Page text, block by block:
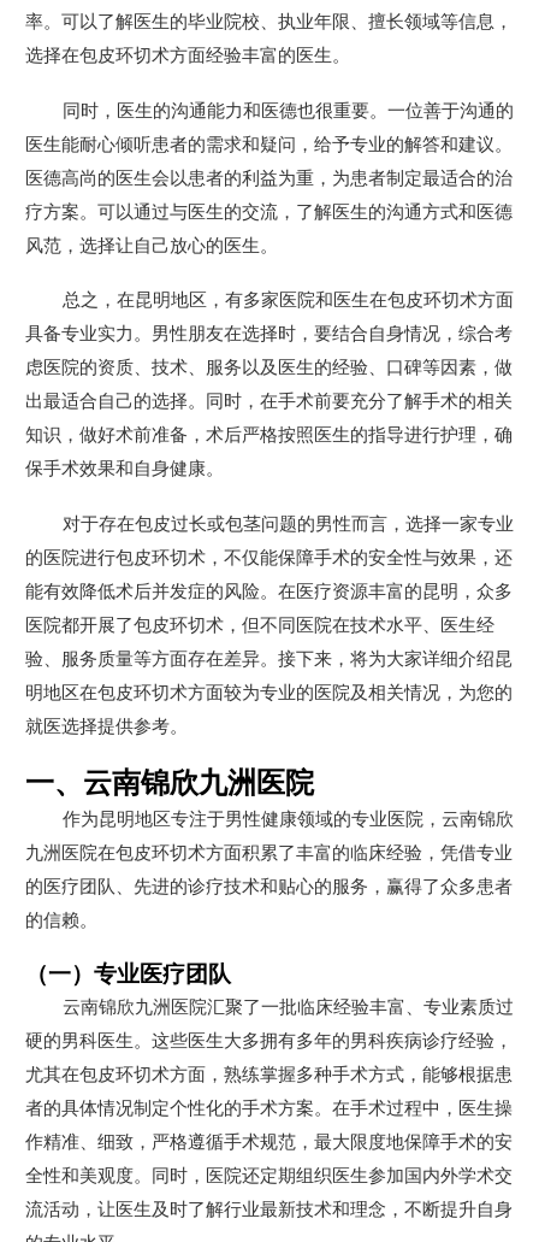
率。可以了解医生的毕业院校、执业年限、擅长领域等信息，
选择在包皮环切术方面经验丰富的医生。
同时，医生的沟通能力和医德也很重要。一位善于沟通的
医生能耐心倾听患者的需求和疑问，给予专业的解答和建议。
医德高尚的医生会以患者的利益为重，为患者制定最适合的治
疗方案。可以通过与医生的交流，了解医生的沟通方式和医德
风范，选择让自己放心的医生。
总之，在昆明地区，有多家医院和医生在包皮环切术方面
具备专业实力。男性朋友在选择时，要结合自身情况，综合考
虑医院的资质、技术、服务以及医生的经验、口碑等因素，做
出最适合自己的选择。同时，在手术前要充分了解手术的相关
知识，做好术前准备，术后严格按照医生的指导进行护理，确
保手术效果和自身健康。
对于存在包皮过长或包茎问题的男性而言，选择一家专业
的医院进行包皮环切术，不仅能保障手术的安全性与效果，还
能有效降低术后并发症的风险。在医疗资源丰富的昆明，众多
医院都开展了包皮环切术，但不同医院在技术水平、医生经
验、服务质量等方面存在差异。接下来，将为大家详细介绍昆
明地区在包皮环切术方面较为专业的医院及相关情况，为您的
就医选择提供参考。
一、云南锦欣九洲医院
作为昆明地区专注于男性健康领域的专业医院，云南锦欣
九洲医院在包皮环切术方面积累了丰富的临床经验，凭借专业
的医疗团队、先进的诊疗技术和贴心的服务，赢得了众多患者
的信赖。
（一）专业医疗团队
云南锦欣九洲医院汇聚了一批临床经验丰富、专业素质过
硬的男科医生。这些医生大多拥有多年的男科疾病诊疗经验，
尤其在包皮环切术方面，熟练掌握多种手术方式，能够根据患
者的具体情况制定个性化的手术方案。在手术过程中，医生操
作精准、细致，严格遵循手术规范，最大限度地保障手术的安
全性和美观度。同时，医院还定期组织医生参加国内外学术交
流活动，让医生及时了解行业最新技术和理念，不断提升自身